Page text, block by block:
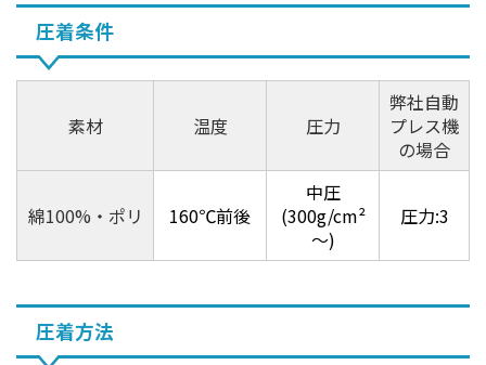
圧着条件
素材 温度 圧力
弊社自動
プレス機
の場合
綿100%・ポリ 160℃前後
中圧
(300g/cm²
～)
圧力:3
圧着方法